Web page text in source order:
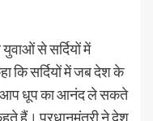
से सर्दियों में
कि सर्दियों में जब देश के
में आप धूप का आनंद ले सकते
हैं। प्रधानमंत्री ने देश